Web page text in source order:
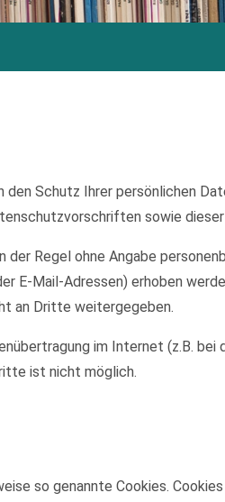
den Schutz Ihrer persönlichen
sowie
der Regel ohne Angabe
E-Mail-Adressen) erhoben
an Dritte weitergegeben.
im Internet (z.B.
ist nicht möglich.
so genannte Cookies.